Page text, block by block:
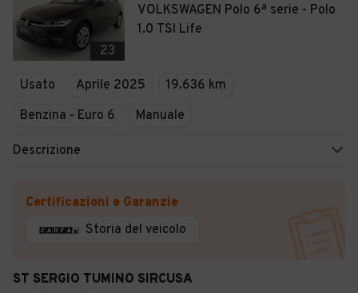
23
VOLKSWAGEN Polo 6ª serie - Polo
1.0 TSI Life
Usato Aprile 2025
19.636 km
Benzina - Euro 6
Manuale
Descrizione
Certificazioni e Garanzie
Storia del veicolo
ST SERGIO TUMINO SIRCUSA